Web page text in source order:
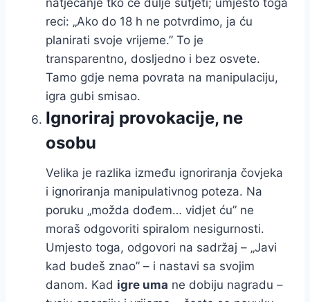
natjecanje tko će dulje šutjeti; umjesto toga
reci: „Ako do 18 h ne potvrdimo, ja ću
planirati svoje vrijeme.” To je
transparentno, dosljedno i bez osvete.
Tamo gdje nema povrata na manipulaciju,
igra gubi smisao.
Ignoriraj provokacije, ne
osobu
Velika je razlika između ignoriranja čovjeka
i ignoriranja manipulativnog poteza. Na
poruku „možda dođem… vidjet ću” ne
moraš odgovoriti spiralom nesigurnosti.
Umjesto toga, odgovori na sadržaj – „Javi
kad budeš znao” – i nastavi sa svojim
danom. Kad igre uma ne dobiju nagradu –